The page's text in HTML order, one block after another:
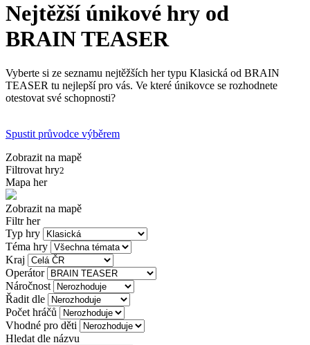
Nejtěžší únikové hry od
BRAIN TEASER
Vyberte si ze seznamu nejtěžších her typu Klasická od BRAIN
TEASER tu nejlepší pro vás. Ve které únikovce se rozhodnete
otestovat své schopnosti?
Spustit průvodce výběrem
Zobrazit na mapě
Filtrovat hry2
Mapa her
Zobrazit na mapě
Filtr her
Typ hry
Téma hry
Kraj
Operátor
Náročnost
Řadit dle
Počet hráčů
Vhodné pro děti
Hledat dle názvu